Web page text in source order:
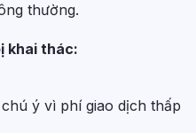
thường.
khai thác:
ý vì phí giao dịch thấp